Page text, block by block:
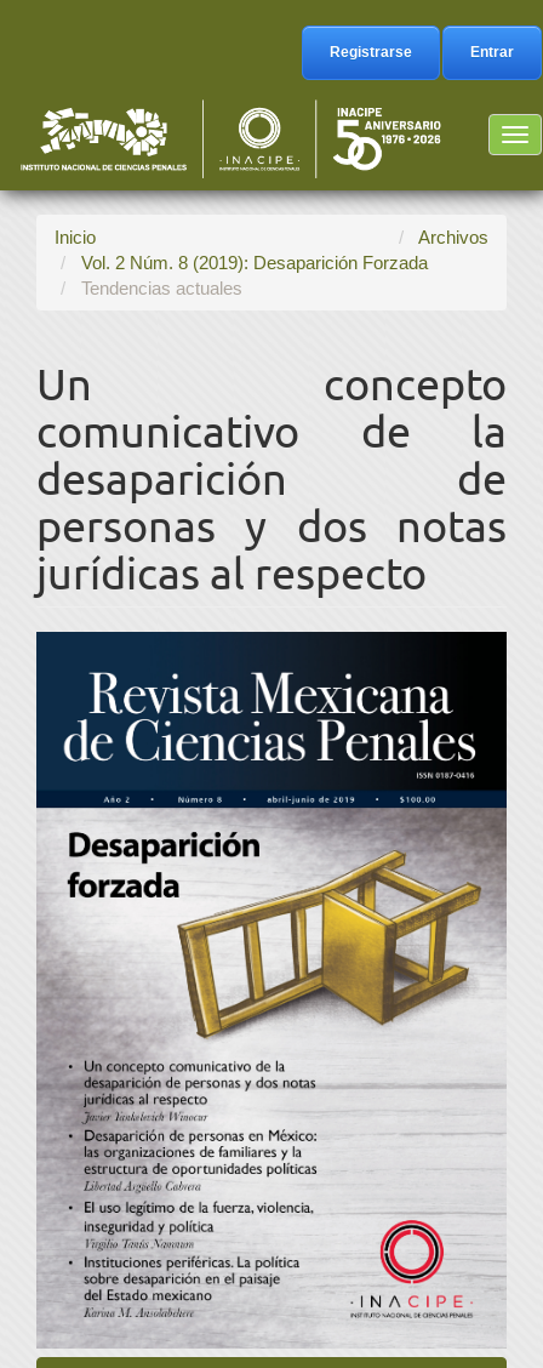
Barra
lateral
Registrarse Entrar
Inicio
Archivos
Vol. 2 Núm. 8 (2019): Desaparición Forzada
Tendencias actuales
Un concepto
comunicativo de la
desaparición de
personas y dos notas
jurídicas al respecto
lateral
del
artículo